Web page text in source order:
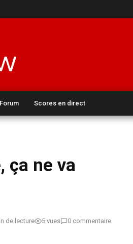
Forum Scores en direct
ça ne va
de lecture 5 vues 0 commentaire